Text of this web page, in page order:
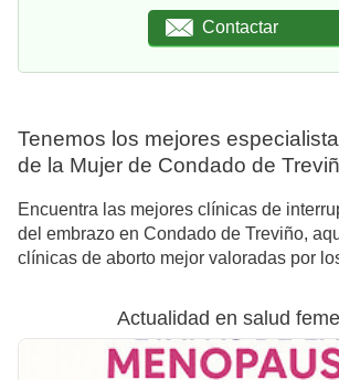
Contactar
Tenemos los mejores
de la Mujer de Condado de
Encuentra las mejores clínicas de
del embrazo en Condado de Treviño,
clínicas de aborto mejor valoradas por
Actualidad en salud